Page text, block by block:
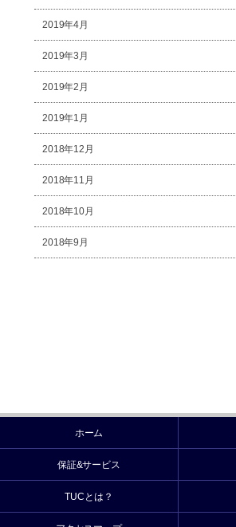
2019年4月
2019年3月
2019年2月
2019年1月
2018年12月
2018年11月
2018年10月
2018年9月
ホーム
保証&サービス
TUCとは？